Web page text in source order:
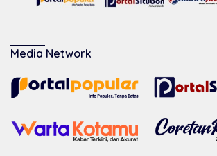
Media Network